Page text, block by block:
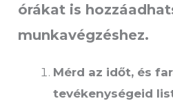
órákat is
munkavégzéshez.
Mérd az időt, és
tevékenységeid